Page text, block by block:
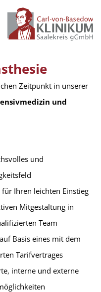
Zeitpunkt in unserer
und
und
Ihren leichten Einstieg
Mitgestaltung in
Team
Basis eines mit dem
Tarifvertrages
interne und externe